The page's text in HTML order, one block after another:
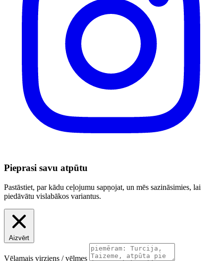
Pieprasi savu atpūtu
Pastāstiet, par kādu ceļojumu sapņojat, un mēs sazināsimies, lai
piedāvātu vislabākos variantus.
Aizvērt
Vēlamais virziens / vēlmes